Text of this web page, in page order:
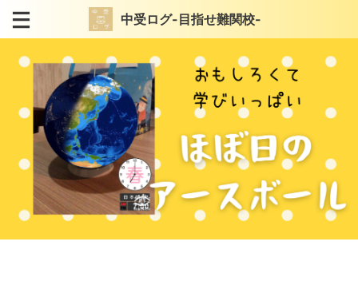
中受ログ-目指せ難関校-